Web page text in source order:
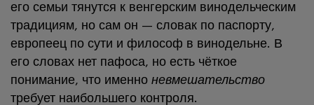
его семьи тянутся к венгерским винодельческим
традициям, но сам он — словак по паспорту,
европеец по сути и философ в винодельне. В
его словах нет пафоса, но есть чёткое
понимание, что именно невмешательство
требует наибольшего контроля.